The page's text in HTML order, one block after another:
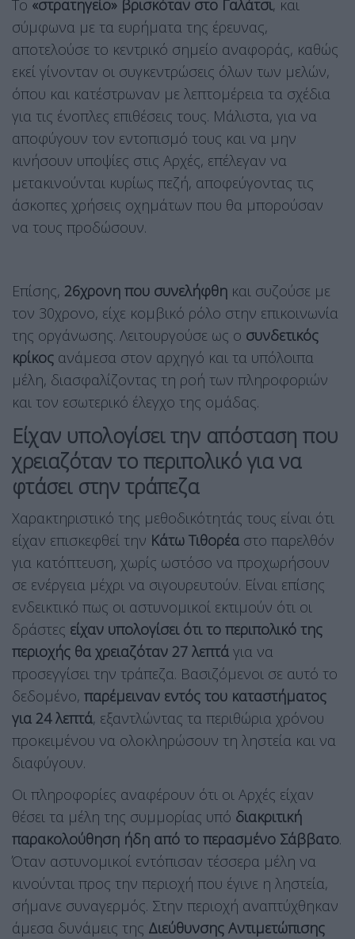
Το «στρατηγείο» βρισκόταν στο Γαλάτσι, και
σύμφωνα με τα ευρήματα της έρευνας,
αποτελούσε το κεντρικό σημείο αναφοράς, καθώς
εκεί γίνονταν οι συγκεντρώσεις όλων των μελών,
όπου και κατέστρωναν με λεπτομέρεια τα σχέδια
για τις ένοπλες επιθέσεις τους. Μάλιστα, για να
αποφύγουν τον εντοπισμό τους και να μην
κινήσουν υποψίες στις Αρχές, επέλεγαν να
μετακινούνται κυρίως πεζή, αποφεύγοντας τις
άσκοπες χρήσεις οχημάτων που θα μπορούσαν
να τους προδώσουν.
Επίσης, 26χρονη που συνελήφθη και συζούσε με
τον 30χρονο, είχε κομβικό ρόλο στην επικοινωνία
της οργάνωσης. Λειτουργούσε ως ο συνδετικός
κρίκος ανάμεσα στον αρχηγό και τα υπόλοιπα
μέλη, διασφαλίζοντας τη ροή των πληροφοριών
και τον εσωτερικό έλεγχο της ομάδας.
Είχαν υπολογίσει την απόσταση που
χρειαζόταν το περιπολικό για να
φτάσει στην τράπεζα
Χαρακτηριστικό της μεθοδικότητάς τους είναι ότι
είχαν επισκεφθεί την Κάτω Τιθορέα στο παρελθόν
για κατόπτευση, χωρίς ωστόσο να προχωρήσουν
σε ενέργεια μέχρι να σιγουρευτούν. Είναι επίσης
ενδεικτικό πως οι αστυνομικοί εκτιμούν ότι οι
δράστες είχαν υπολογίσει ότι το περιπολικό της
περιοχής θα χρειαζόταν 27 λεπτά για να
προσεγγίσει την τράπεζα. Βασιζόμενοι σε αυτό το
δεδομένο, παρέμειναν εντός του καταστήματος
για 24 λεπτά, εξαντλώντας τα περιθώρια χρόνου
προκειμένου να ολοκληρώσουν τη ληστεία και να
διαφύγουν.
Οι πληροφορίες αναφέρουν ότι οι Αρχές είχαν
θέσει τα μέλη της συμμορίας υπό διακριτική
παρακολούθηση ήδη από το περασμένο Σάββατο.
Όταν αστυνομικοί εντόπισαν τέσσερα μέλη να
κινούνται προς την περιοχή που έγινε η ληστεία,
σήμανε συναγερμός. Στην περιοχή αναπτύχθηκαν
άμεσα δυνάμεις της Διεύθυνσης Αντιμετώπισης